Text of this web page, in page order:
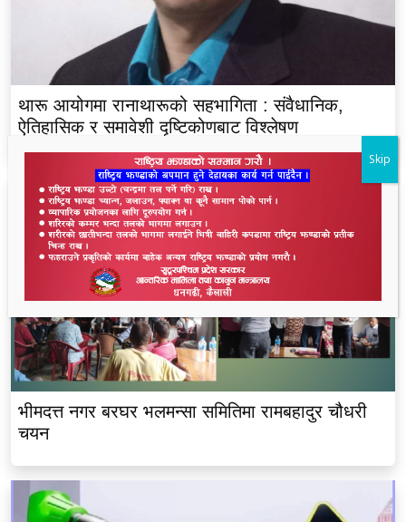
थारू आयोगमा रानाथारूको सहभागिता : संवैधानिक,
ऐतिहासिक र समावेशी दृष्टिकोणबाट विश्लेषण
भीमदत्त नगर बरघर भलमन्सा समितिमा रामबहादुर चौधरी
चयन
Skip